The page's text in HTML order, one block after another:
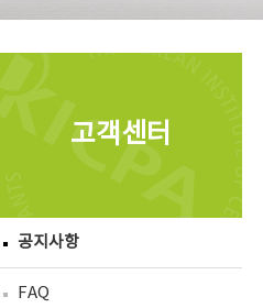
고객센터
공지사항
FAQ